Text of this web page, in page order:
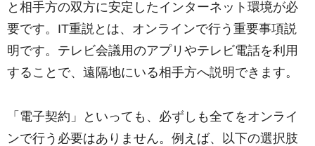
と相手方の双方に安定したインターネット環境が必
要です。IT重説とは、オンラインで行う重要事項説
明です。テレビ会議用のアプリやテレビ電話を利用
することで、遠隔地にいる相手方へ説明できます。
「電子契約」といっても、必ずしも全てをオンライ
ンで行う必要はありません。例えば、以下の選択肢